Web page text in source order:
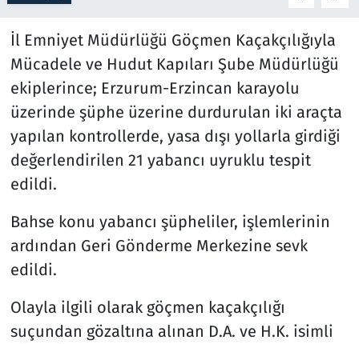
İl Emniyet Müdürlüğü Göçmen Kaçakçılığıyla
Mücadele ve Hudut Kapıları Şube Müdürlüğü
ekiplerince; Erzurum-Erzincan karayolu
üzerinde şüphe üzerine durdurulan iki araçta
yapılan kontrollerde, yasa dışı yollarla girdiği
değerlendirilen 21 yabancı uyruklu tespit
edildi.
Bahse konu yabancı şüpheliler, işlemlerinin
ardından Geri Gönderme Merkezine sevk
edildi.
Olayla ilgili olarak göçmen kaçakçılığı
suçundan gözaltına alınan D.A. ve H.K. isimli
Seçim 2023
Spor
Teknoloji ve Bilim
Televizyon